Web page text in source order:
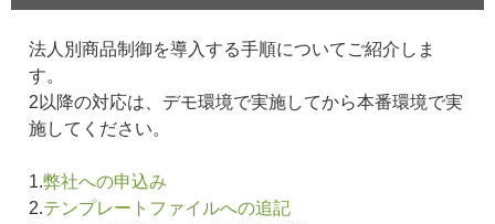
法人別商品制御を導入する手順についてご紹介しま
す。
2以降の対応は、デモ環境で実施してから本番環境で実
施してください。
1.弊社への申込み
2.テンプレートファイルへの追記